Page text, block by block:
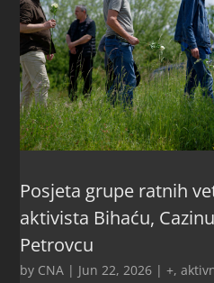
Posjeta grupe ratnih
aktivista Bihaću,
Petrovcu
by CNA | Jun 22, 2026 |+,